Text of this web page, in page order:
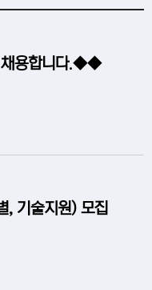
용합니다.◆◆
기술지원) 모집